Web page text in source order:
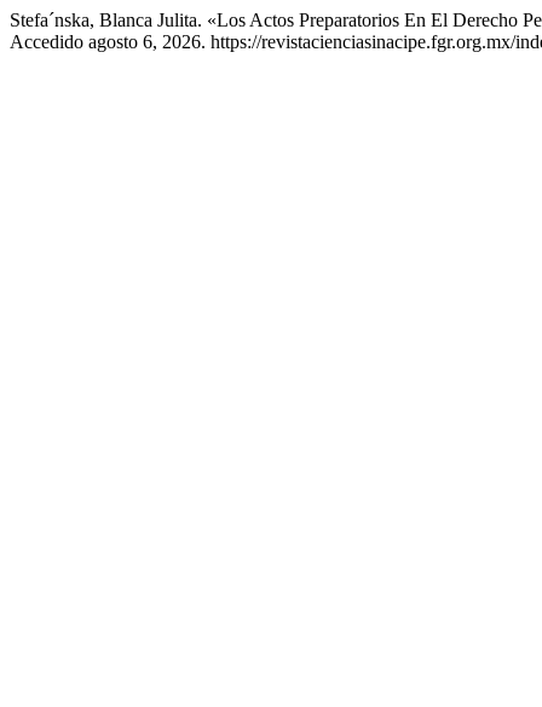
Stefa´nska, Blanca Julita. «Los Actos Preparatorios En El Derecho
Accedido agosto 6, 2026. https://revistacienciasinacipe.fgr.org.mx/